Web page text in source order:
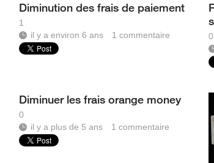
Diminution des frais de paiement
1
il y a environ 6 ans
1commentaire
0
Diminuer les frais orange money
0
il y a plus de 5 ans
1commentaire